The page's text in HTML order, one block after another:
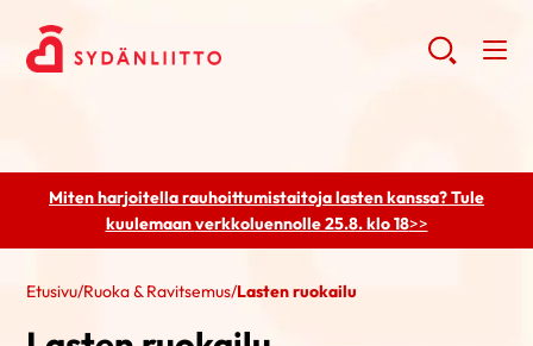
Miten harjoitella rauhoittumistaitoja lasten kanssa? Tule
kuulemaanverkkoluennolle 25.8. klo 18>>
Etusivu/Ruoka & Ravitsemus/Lasten ruokailu